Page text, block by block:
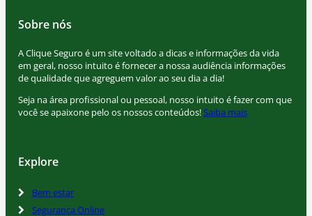
Sobre nós
A Clique Seguro é um site voltado a dicas e informações da vida
em geral, nosso intuito é fornecer a nossa audiência informações
de qualidade que agreguem valor ao seu dia a dia!
Seja na área profissional ou pessoal, nosso intuito é fazer com que
você se apaixone pelo os nossos conteúdos!Saiba mais
Explore
Bem estar
Segurança Online